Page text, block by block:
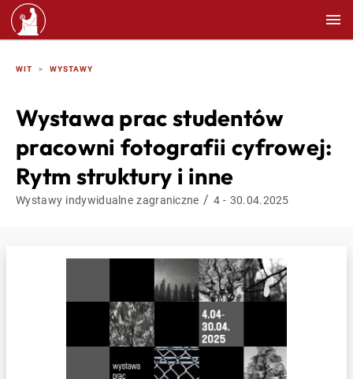
WIT WYSTAWY
Wystawa prac studentów
pracowni fotografii cyfrowej:
Rytm struktury i inne
Wystawy indywidualne zagraniczne / 4 - 30.04.2025